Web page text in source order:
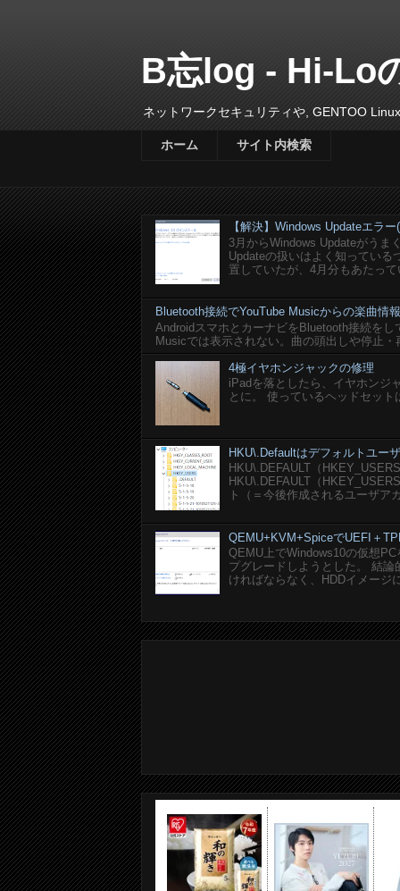
B忘log - Hi-Lo
ネットワークセキュリティや, GENTOO
ホーム サイト内検索
【解決】Windows Updateエラ
3月からWindows Updateがうま
Updateの扱いはよく知ってい
置していたが、4月分もあたっ
Bluetooth接続でYouTube Musicからの楽曲情
AndroidスマホとカーナビをBluetooth接続を
Musicでは表示されない。曲の頭出しや停止
4極イヤホンジャックの修理
iPadを落としたら、イヤホンジ
とに。 使っているヘッドセッ
HKU\.Defaultはデフォルトユー
HKU\.DEFAULT（
HKU\.DEFAULT（
ト（＝今後作成されるユーザア
QEMU+KVM+SpiceでUEFI＋
QEMU上でWindows10の仮想
プグレードしようとした。 結
ければならなく、HDDイメージ